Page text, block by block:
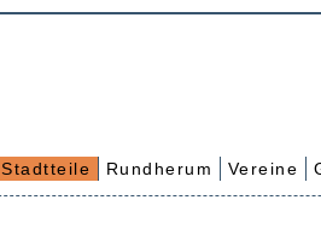
Stadtteile Rundherum Vereine